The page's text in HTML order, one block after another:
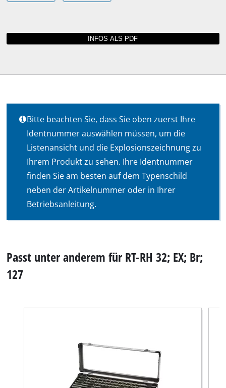
Bitte beachten Sie, dass Sie oben zuerst Ihre
Identnummer auswählen müssen, um die
Listenansicht und die Explosionszeichnung zu
Ihrem Produkt zu sehen. Ihre Identnummer
finden Sie am besten auf dem Typenschild
neben der Artikelnummer oder in Ihrer
Betriebsanleitung.
Passt unter anderem für RT-RH 32; EX; Br;
127